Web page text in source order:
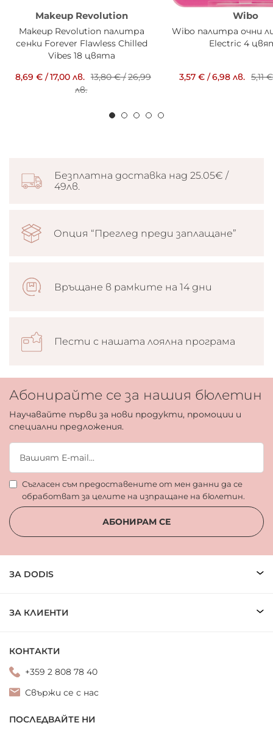
Makeup Revolution
Makeup Revolution палитра
сенки Forever Flawless Chilled
Vibes 18 цвята
8,69 €/17,00 лв. 13,80 €/26,99
лв.
Wibo
Wibo палитра очни
Electric 4
3,57 € /6,98 лв. 5,11 €
Безплатна доставка над 25.05€ /
49лв.
Опция “Преглед преди заплащане”
Връщане в рамките на 14 дни
Пести с нашата лоялна програма
Абонирайте се за нашия бюлетин
Научавайте първи за нови продукти, промоции и
специални предложения.
Съгласен съм предоставените от мен данни да се
обработват за целите на изпращане на бюлетин.
АБОНИРАМ СЕ
ЗА DODIS
ЗА КЛИЕНТИ
КОНТАКТИ
+359 2 808 78 40
Свържи се с нас
ПОСЛЕДВАЙТЕ НИ